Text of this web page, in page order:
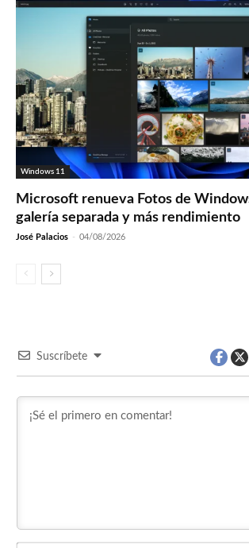
Windows 11
Microsoft renueva Fotos de
galería separada y más rendimiento
José Palacios - 04/08/2026
Suscríbete